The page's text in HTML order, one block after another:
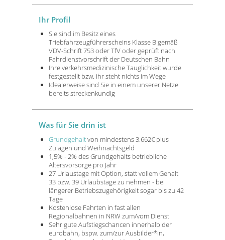
Ihr Profil
Sie sind im Besitz eines
Triebfahrzeugführerscheins Klasse B gemäß
VDV-Schrift 753 oder TfV oder geprüft nach
Fahrdienstvorschrift der Deutschen Bahn
Ihre verkehrsmedizinische Tauglichkeit wurde
festgestellt bzw. ihr steht nichts im Wege
Idealerweise sind Sie in einem unserer Netze
bereits streckenkundig
Was für Sie drin ist
Grundgehaltvon mindestens 3.662€ plus
Zulagen und Weihnachtsgeld
1,5% - 2% des Grundgehalts betriebliche
Altersvorsorge pro Jahr
27 Urlaustage mit Option, statt vollem Gehalt
33 bzw. 39 Urlaubstage zu nehmen - bei
längerer Betriebszugehörigkeit sogar bis zu 42
Tage
Kostenlose Fahrten in fast allen
Regionalbahnen in NRW zum/vom Dienst
Sehr gute Aufstiegschancen innerhalb der
eurobahn, bspw. zum/zur Ausbilder*in,